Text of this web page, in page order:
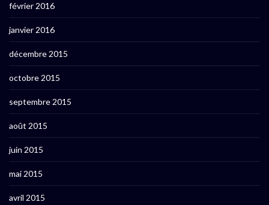
février 2016
janvier 2016
décembre 2015
octobre 2015
septembre 2015
août 2015
juin 2015
mai 2015
avril 2015